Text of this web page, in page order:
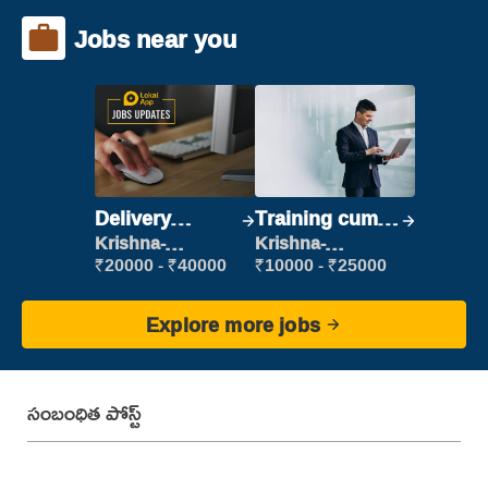
Jobs near you
Delivery
Executive
Krishna-
vijayawada
₹20000 - ₹40000
Training cum
Placement
Krishna-
vijayawada
₹10000 - ₹25000
Explore more jobs
సంబంధిత పోస్ట్